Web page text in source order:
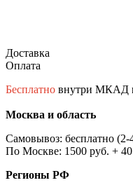
Доставка
Оплата
Бесплатно внутри МКАД
Москва и область
Самовывоз: бесплатно (2-
По Москве: 1500 руб. +
Регионы РФ